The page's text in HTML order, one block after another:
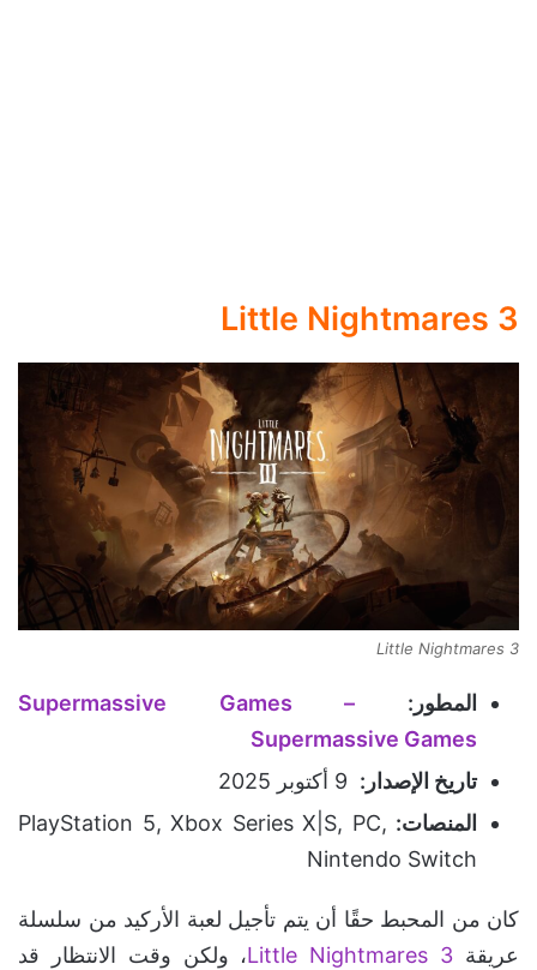
Little Nightmares 3
Little Nightmares 3
المطور: Supermassive Games –
Supermassive Games
تاريخ الإصدار:
المنصات: PlayStation 5, Xbox Series X|S, PC,
Nintendo Switch
كان من المحبط حقًا أن يتم تأجيل لعبة الأركيد من سلسلة
عريقة Little Nightmares 3، ولكن وقت الانتظار قد